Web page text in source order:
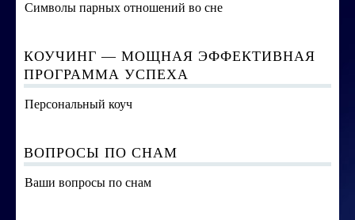
Символы парных отношений во сне
КОУЧИНГ — МОЩНАЯ ЭФФЕКТИВНАЯ
ПРОГРАММА УСПЕХА
Персональный коуч
ВОПРОСЫ ПО СНАМ
Ваши вопросы по снам